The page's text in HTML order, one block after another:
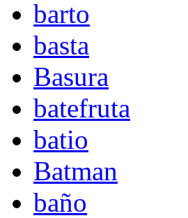
barto
basta
Basura
batefruta
batio
Batman
baño